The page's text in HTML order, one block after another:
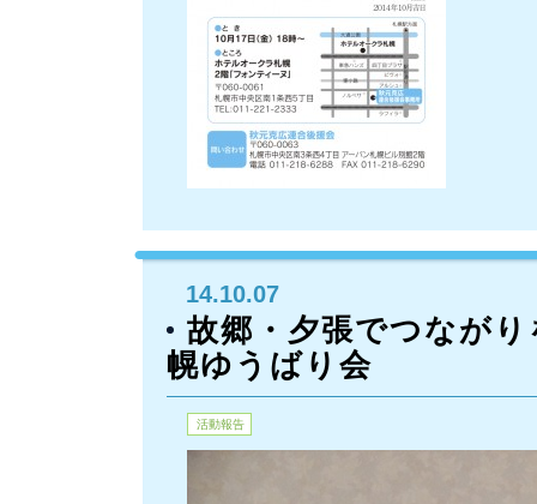
14.10.07
故郷・夕張でつなが
幌ゆうばり会
活動報告